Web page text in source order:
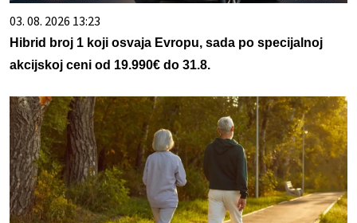
03. 08. 2026 13:23
Hibrid broj 1 koji osvaja Evropu, sada po specijalnoj
akcijskoj ceni od 19.990€ do 31.8.